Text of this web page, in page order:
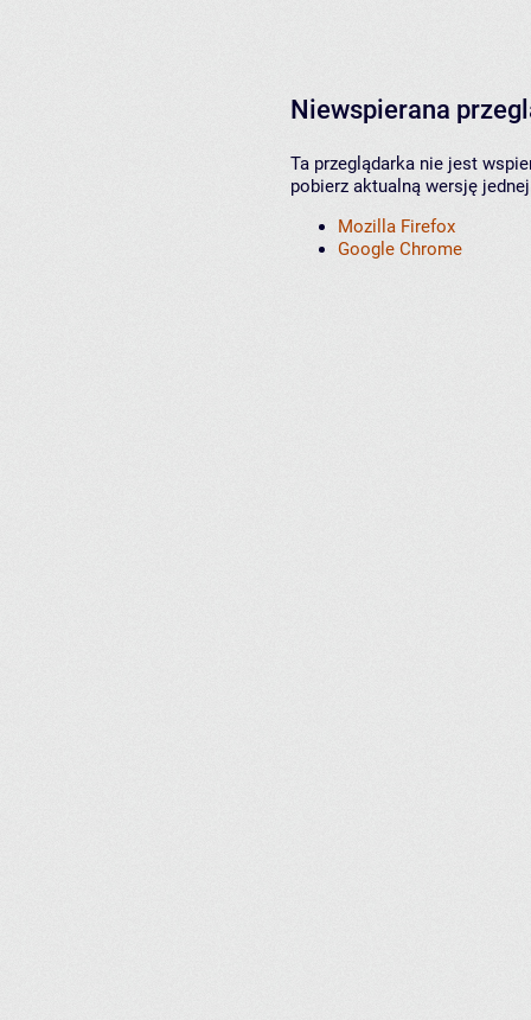
Niewspierana
Ta przeglądarka nie jest
pobierz aktualną wersję
Mozilla Firefox
Google Chrome